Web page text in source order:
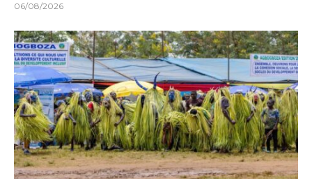
06/08/2026